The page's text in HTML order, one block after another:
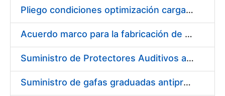
Show/Hide
Pliego condiciones optimización cargas compras firmado
Acuerdo marco para la fabricación de piezas
Suministro de Protectores Auditivos a medida para las personas trabajadoras de los Centros de Trabajo de Madrid y Burgos
Suministro de gafas graduadas antiproyecciones para los trabajadores de la FNMT-RCM en los centros de trabajo de Madrid y Burgos